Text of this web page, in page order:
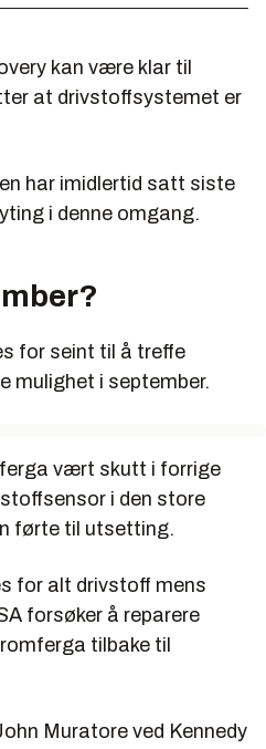
kan være klar til
at drivstoffsystemet er
har imidlertid satt siste
i denne omgang.
for seint til å treffe
mulighet i september.
vært skutt i forrige
i den store
førte til utsetting.
for alt drivstoff mens
forsøker å reparere
tilbake til
Muratore ved Kennedy